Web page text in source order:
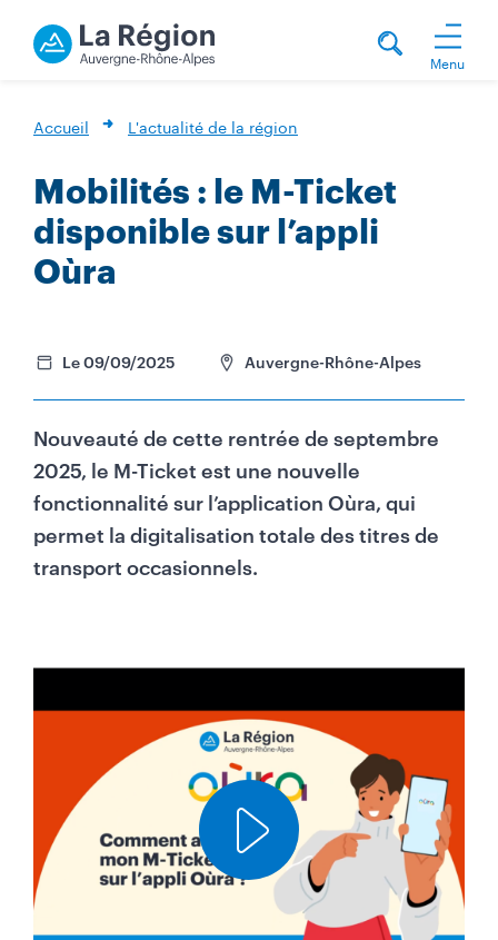
Menu
Accueil L'actualité de la région
Mobilités : le M-Ticket
disponible sur l’appli
Oùra
Le 09/09/2025 Auvergne-Rhône-Alpes
Nouveauté de cette rentrée de septembre
2025, le M-Ticket est une nouvelle
fonctionnalité sur l’application Oùra, qui
permet la digitalisation totale des titres de
transport occasionnels.